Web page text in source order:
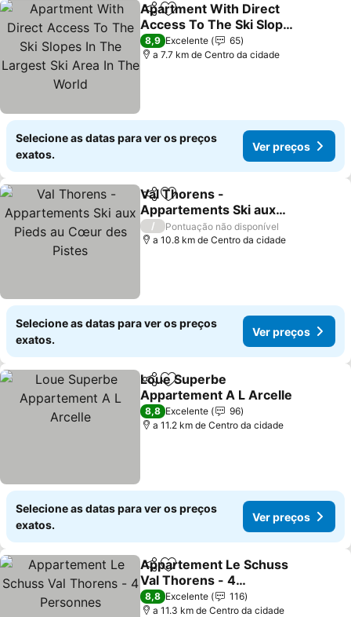
PartilharAdicionar aos favoritos
Apartment With Direct
Access To The Ski Slopes
In The Largest Ski Area In
The World
Ver preços
8,9 Excelente
65
a 7.7 km de Centro da cidade
Selecione as datas para ver os preços
exatos.
Ver preços
PartilharAdicionar aos favoritos
Val Thorens -
Appartements Ski aux
Pieds au Cœur des Pistes
Ver preços
/
Pontuação não disponível
a 10.8 km de Centro da cidade
Selecione as datas para ver os preços
exatos.
Ver preços
PartilharAdicionar aos favoritos
Loue Superbe
Appartement A L Arcelle
Ver preços
8,8 Excelente
96
a 11.2 km de Centro da cidade
Selecione as datas para ver os preços
exatos.
Ver preços
PartilharAdicionar aos favoritos
Appartement Le Schuss
Val Thorens - 4
Personnes
Ver preços
8,8 Excelente
116
a 11.3 km de Centro da cidade